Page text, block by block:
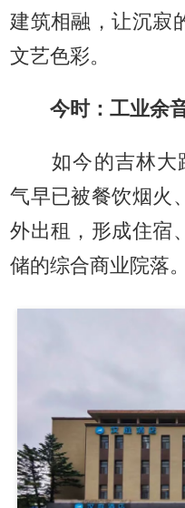
建筑相融，让沉寂
文艺色彩。
今时：工业余音
如今的吉林大
气早已被餐饮烟火
外出租，形成住宿
储的综合商业院落。